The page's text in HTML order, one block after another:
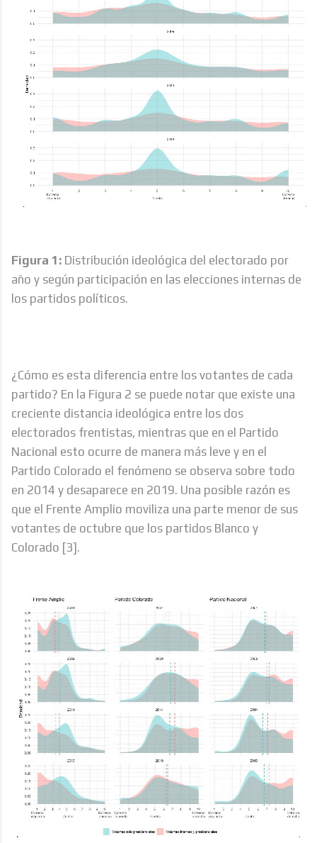
Figura 1: Distribución ideológica del electorado por
año y según participación en las elecciones internas de
los partidos políticos.
¿Cómo es esta diferencia entre los votantes de cada
partido? En la Figura 2 se puede notar que existe una
creciente distancia ideológica entre los dos
electorados frentistas, mientras que en el Partido
Nacional esto ocurre de manera más leve y en el
Partido Colorado el fenómeno se observa sobre todo
en 2014 y desaparece en 2019. Una posible razón es
que el Frente Amplio moviliza una parte menor de sus
votantes de octubre que los partidos Blanco y
Colorado [3].